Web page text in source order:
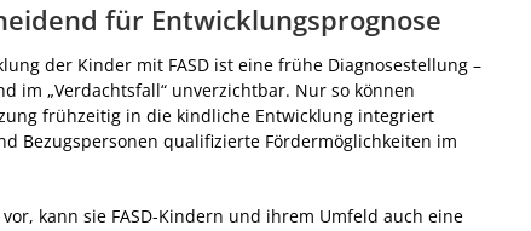
für Entwicklungsprognose
der Kinder mit FASD ist eine frühe Diagnosestellung –
im „Verdachtsfall“ unverzichtbar. Nur so können
frühzeitig in die kindliche Entwicklung integriert
Bezugspersonen qualifizierte Fördermöglichkeiten im
kann sie FASD-Kindern und ihrem Umfeld auch eine